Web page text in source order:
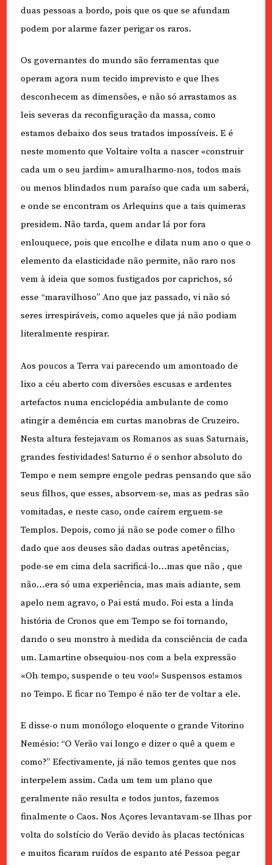
duas pessoas a bordo, pois que os que se afundam
podem por alarme fazer perigar os raros.
Os governantes do mundo são ferramentas que
operam agora num tecido imprevisto e que lhes
desconhecem as dimensões, e não só arrastamos as
leis severas da reconfiguração da massa, como
estamos debaixo dos seus tratados impossíveis. E é
neste momento que Voltaire volta a nascer «construir
cada um o seu jardim» amuralharmo-nos, todos mais
ou menos blindados num paraíso que cada um saberá,
e onde se encontram os Arlequins que a tais quimeras
presidem. Não tarda, quem andar lá por fora
enlouquece, pois que encolhe e dilata num ano o que o
elemento da elasticidade não permite, não raro nos
vem à ideia que somos fustigados por caprichos, só
esse “maravilhoso” Ano que jaz passado, vi não só
seres irrespiráveis, como aqueles que já não podiam
literalmente respirar.
Aos poucos a Terra vai parecendo um amontoado de
lixo a céu aberto com diversões escusas e ardentes
artefactos numa enciclopédia ambulante de como
atingir a demência em curtas manobras de Cruzeiro.
Nesta altura festejavam os Romanos as suas Saturnais,
grandes festividades! Saturno é o senhor absoluto do
Tempo e nem sempre engole pedras pensando que são
seus filhos, que esses, absorvem-se, mas as pedras são
vomitadas, e neste caso, onde caírem erguem-se
Templos. Depois, como já não se pode comer o filho
dado que aos deuses são dadas outras apetências,
pode-se em cima dela sacrificá-lo…mas que não , que
não…era só uma experiência, mas mais adiante, sem
apelo nem agravo, o Pai está mudo. Foi esta a linda
história de Cronos que em Tempo se foi tornando,
dando o seu monstro à medida da consciência de cada
um. Lamartine obsequiou-nos com a bela expressão
«Oh tempo, suspende o teu voo!» Suspensos estamos
no Tempo. E ficar no Tempo é não ter de voltar a ele.
E disse-o num monólogo eloquente o grande Vitorino
Nemésio: “O Verão vai longo e dizer o quê a quem e
como?” Efectivamente, já não temos gentes que nos
interpelem assim. Cada um tem um plano que
geralmente não resulta e todos juntos, fazemos
finalmente o Caos. Nos Açores levantavam-se Ilhas por
volta do solstício do Verão devido às placas tectónicas
e muitos ficaram ruídos de espanto até Pessoa pegar